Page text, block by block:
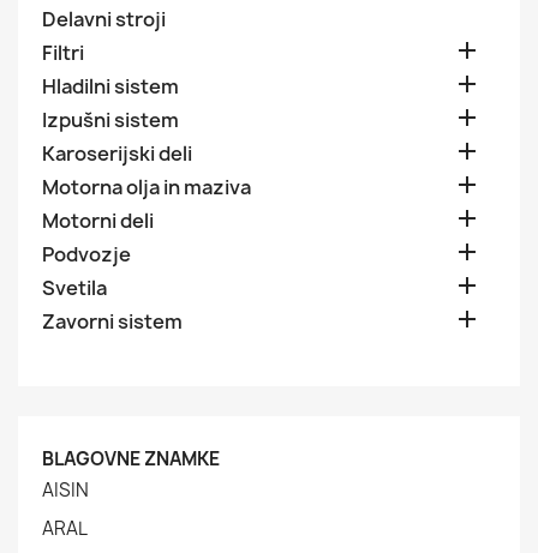
Delavni stroji
Filtri

Hladilni sistem 
Izpušni sistem 
Karoserijski deli 
Motorna olja in maziva 
Motorni deli 
Podvozje 
Svetila 
Zavorni sistem 
BLAGOVNE ZNAMKE
AISIN
ARAL